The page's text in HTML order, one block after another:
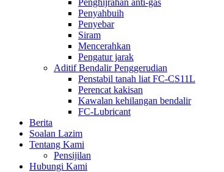
Penghijrahan anti-gas
Penyahbuih
Penyebar
Siram
Mencerahkan
Pengatur jarak
Aditif Bendalir Penggerudian
Penstabil tanah liat FC-CS11L
Perencat kakisan
Kawalan kehilangan bendalir
FC-Lubricant
Berita
Soalan Lazim
Tentang Kami
Pensijilan
Hubungi Kami